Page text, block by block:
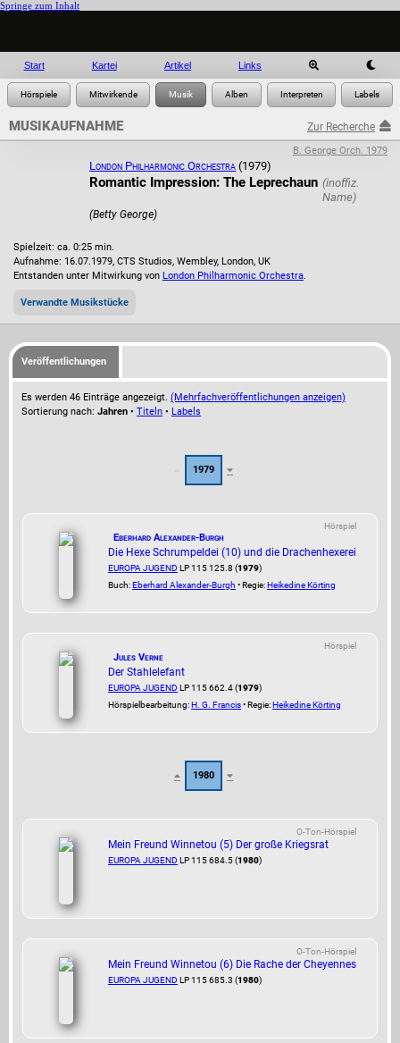
Springe zum Inhalt
Start Kartei Artikel Links
MUSIKAUFNAHME Zur Recherche
B. George Orch. 1979
London Philharmonic Orchestra (1979)
Romantic Impression: The Leprechaun
(Betty George)
Spielzeit: ca. 0:25 min.
Aufnahme: 16.07.1979, CTS Studios, Wembley, London, UK
Entstanden unter Mitwirkung von London Philharmonic Orchestra
Verwandte Musikstücke
Veröffentlichungen
Es werden 46 Einträge angezeigt. (Mehrfachveröffentlichungen anzeigen)
Sortierung nach: Jahren • Titeln • Labels
1979
Hörspiel
Eberhard Alexander-Burgh
Die Hexe Schrumpeldei (10) und die Drachenhexerei
EUROPA JUGEND LP 115 125.8 (1979)
Buch:Eberhard Alexander-Burgh • Regie:Heikedine Körting
Hörspiel
Jules Verne
Der Stahlelefant
EUROPA JUGEND LP 115 662.4 (1979)
Hörspielbearbeitung:H. G. Francis• Regie:Heikedine Körting
1980
O-Ton-Hörspiel
Mein Freund Winnetou (5) Der große Kriegsrat
EUROPA JUGEND LP 115 684.5 (1980)
O-Ton-Hörspiel
Mein Freund Winnetou (6) Die Rache der Cheyennes
EUROPA JUGEND LP 115 685.3 (1980)